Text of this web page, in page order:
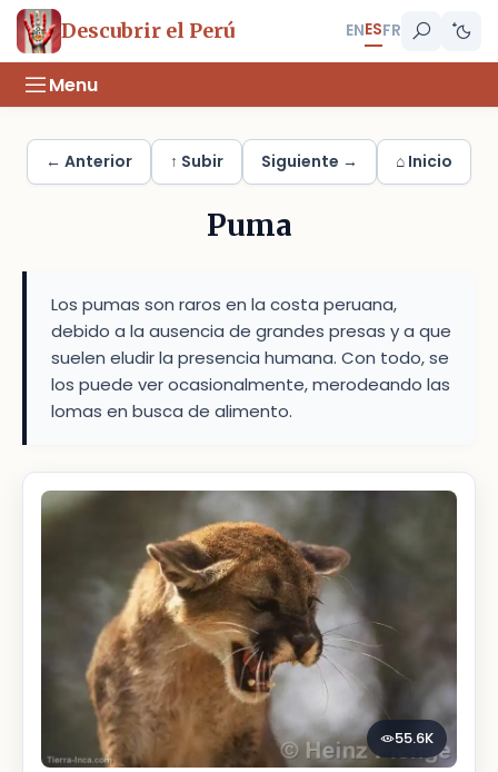
Descubrir el Perú ENESFR
Menu
← Anterior ↑ Subir Siguiente → ⌂ Inicio
Puma
Los pumas son raros en la costa peruana,
debido a la ausencia de grandes presas y a que
suelen eludir la presencia humana. Con todo, se
los puede ver ocasionalmente, merodeando las
lomas en busca de alimento.
55.6K